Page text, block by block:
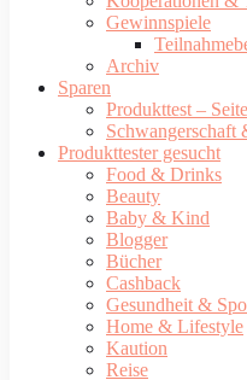
Gewinnspiele
Archiv
Sparen
Produkttest –
Schwangerschaft
Produkttester gesucht
Food & Drinks
Beauty
Baby & Kind
Blogger
Bücher
Cashback
Gesundheit &
Home & Lifestyle
Kaution
Reise